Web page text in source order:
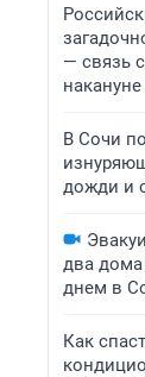
— связь
В Сочи
дожди и
два
днем в
Как